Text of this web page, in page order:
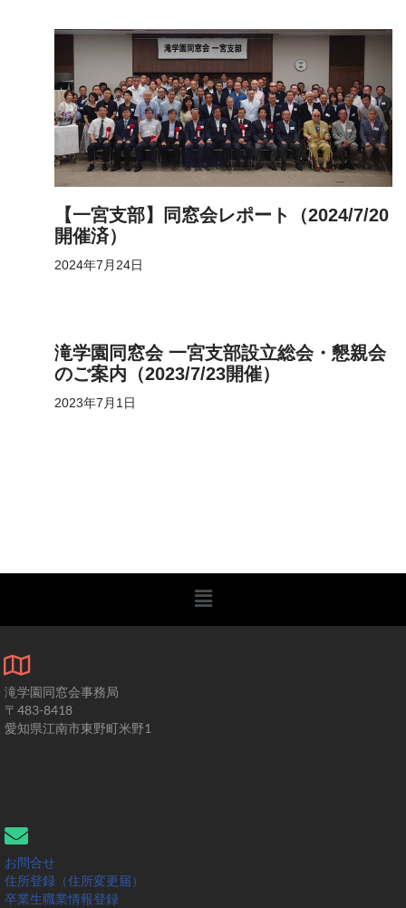
【一宮支部】同窓会レポート（2024/7/20
開催済）
2024年7月24日
滝学園同窓会 一宮支部設立総会・懇親会
のご案内（2023/7/23開催）
2023年7月1日
滝学園同窓会事務局
〒483-8418
愛知県江南市東野町米野1
お問合せ
住所登録（住所変更届）
卒業生職業情報登録